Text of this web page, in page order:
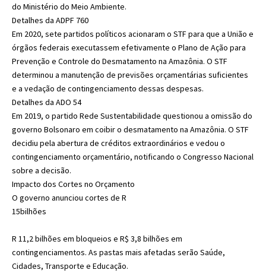
do Ministério do Meio Ambiente.
Detalhes da ADPF 760
Em 2020, sete partidos políticos acionaram o STF para que a União e
órgãos federais executassem efetivamente o Plano de Ação para
Prevenção e Controle do Desmatamento na Amazônia. O STF
determinou a manutenção de previsões orçamentárias suficientes
e a vedação de contingenciamento dessas despesas.
Detalhes da ADO 54
Em 2019, o partido Rede Sustentabilidade questionou a omissão do
governo Bolsonaro em coibir o desmatamento na Amazônia. O STF
decidiu pela abertura de créditos extraordinários e vedou o
contingenciamento orçamentário, notificando o Congresso Nacional
sobre a decisão.
Impacto dos Cortes no Orçamento
O governo anunciou cortes de R
15bilhões
R 11,2 bilhões em bloqueios e R$ 3,8 bilhões em
contingenciamentos. As pastas mais afetadas serão Saúde,
Cidades, Transporte e Educação.